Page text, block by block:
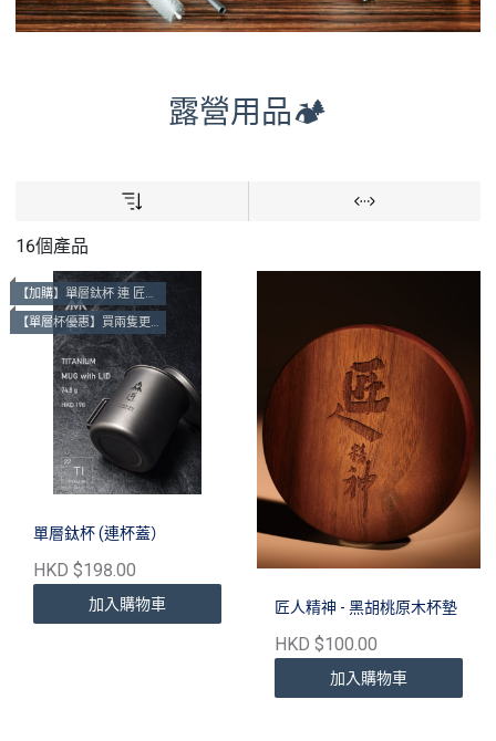
露營用品🏕️
16個產品
【加購】單層鈦杯 連 匠人精神杯墊
【單層杯優惠】買兩隻更抵 ！ $380@2
單層鈦杯 (連杯蓋）
HKD $198.00
加入購物車 匠人精神 - 黑胡桃原木杯墊
HKD $100.00
加入購物車